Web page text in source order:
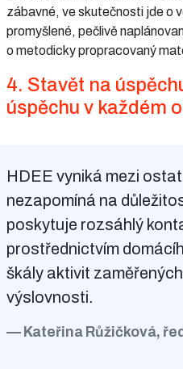
zábavné, ve skutečnosti jde o
promyšlené, pečlivě
o metodicky propracovaný
4. Stavět na
úspěchu v každém
HDEE vyniká mezi
nezapomíná na
poskytuje rozsáhlý
prostřednictvím
škály aktivit
výslovnosti.
Kateřina Růžičková,